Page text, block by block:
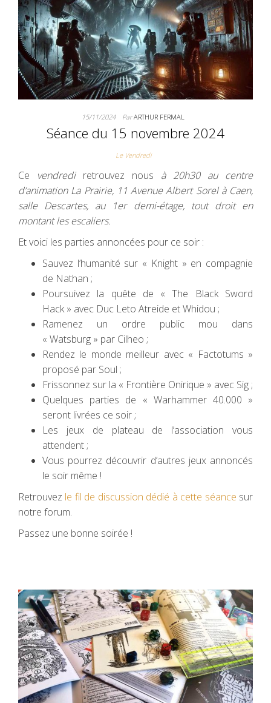
15/11/2024 ParARTHUR FERMAL
Séance du 15 novembre 2024
Le Vendredi
Ce vendredi retrouvez nous à 20h30 au centre
d’animation La Prairie, 11 Avenue Albert Sorel à Caen,
salle Descartes, au 1er demi-étage, tout droit en
montant les escaliers.
Et voici les parties annoncées pour ce soir :
Sauvez l’humanité sur « Knight » en compagnie
de Nathan ;
Poursuivez la quête de « The Black Sword
Hack » avec Duc Leto Atreide et Whidou ;
Ramenez un ordre public mou dans
« Watsburg » par Cilheo ;
Rendez le monde meilleur avec « Factotums »
proposé par Soul ;
Frissonnez sur la « Frontière Onirique » avec Sig ;
Quelques parties de « Warhammer 40.000 »
seront livrées ce soir ;
Les jeux de plateau de l’association vous
attendent ;
Vous pourrez découvrir d’autres jeux annoncés
le soir même !
Retrouvez le fil de discussion dédié à cette séance sur
notre forum.
Passez une bonne soirée !